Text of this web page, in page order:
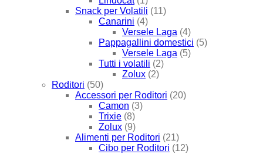
Snack per Volatili (11)
Canarini (4)
Versele Laga (4)
Pappagallini domestici (5)
Versele Laga (5)
Tutti i volatili (2)
Zolux (2)
Roditori (50)
Accessori per Roditori (20)
Camon (3)
Trixie (8)
Zolux (9)
Alimenti per Roditori (21)
Cibo per Roditori (12)